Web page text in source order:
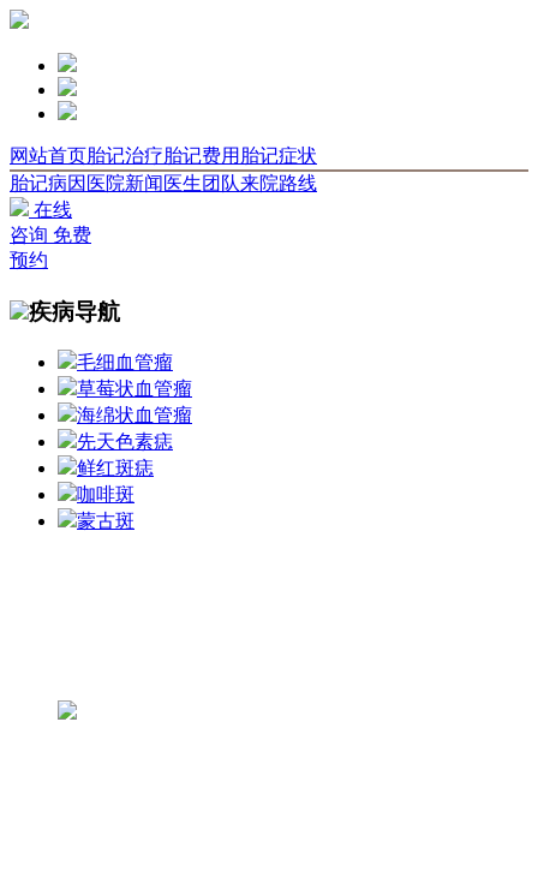
网站首页胎记治疗胎记费用 胎记症状
胎记病因 医院新闻 医生团队来院路线
在线
咨询 免费
预约
疾病导航
毛细血管瘤
草莓状血管瘤
海绵状血管瘤
先天色素痣
鲜红斑痣
咖啡斑
蒙古斑